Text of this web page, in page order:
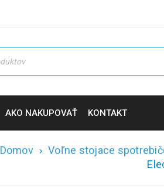
AKO NAKUPOVAŤ KONTAKT
Domov › Voľne stojace